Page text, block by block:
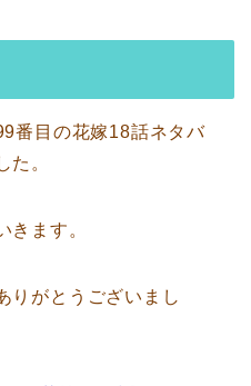
番目の花嫁18話ネタバ
た。
きます。
りがとうございまし